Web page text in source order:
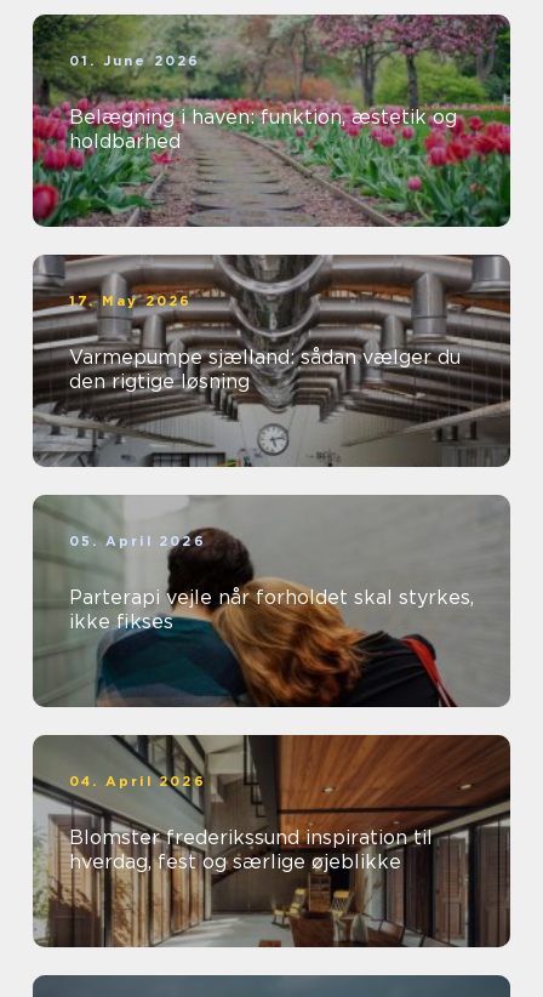
01. June 2026
Belægning i haven: funktion, æstetik og
holdbarhed
17. May 2026
Varmepumpe sjælland: sådan vælger du
den rigtige løsning
05. April 2026
Parterapi vejle når forholdet skal styrkes,
ikke fikses
04. April 2026
Blomster frederikssund inspiration til
hverdag, fest og særlige øjeblikke